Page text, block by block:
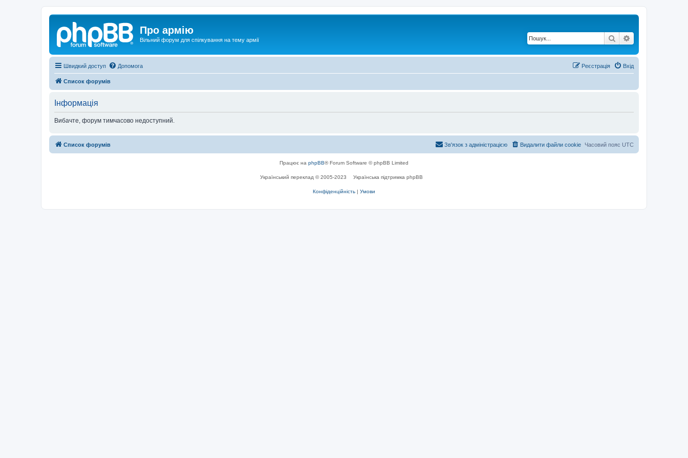
Про армію
Вільний форум для спілкування на тему армії Пошук
Швидкий доступ Допомога Вхід
Реєстрація
Список форумів
Інформація
Вибачте, форум тимчасово недоступний.
Список форумів Часовий пояс UTC
Видалити файли cookie
Зв'язок з адміністрацією
Працює на phpBB® Forum Software © phpBB Limited
Український переклад © 2005-2023 Українська підтримка phpBB
Конфіденційність | Умови